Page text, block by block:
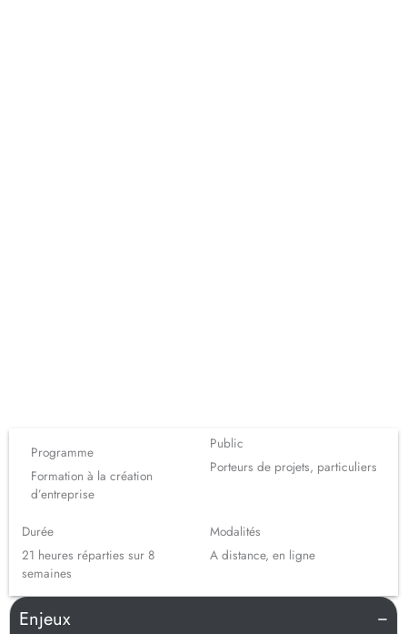
Programme
Formation à la création
d’entreprise
Public
Porteurs de projets, particuliers
Durée
21 heures réparties sur 8
semaines
Modalités
A distance, en ligne
Enjeux